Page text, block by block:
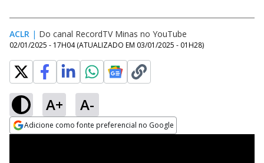
ACLR | Do canal RecordTV Minas no YouTube
02/01/2025 - 17H04 (ATUALIZADO EM 03/01/2025 - 01H28)
A+ A-
Adicione como fonte preferencial no Google